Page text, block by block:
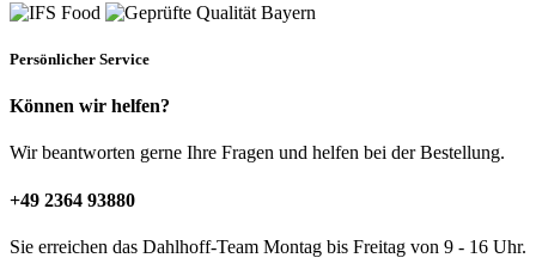
Persönlicher Service
Können wir helfen?
Wir beantworten gerne Ihre Fragen und helfen bei der Bestellung.
+49 2364 93880
Sie erreichen das Dahlhoff-Team Montag bis Freitag von 9 - 16 Uhr.